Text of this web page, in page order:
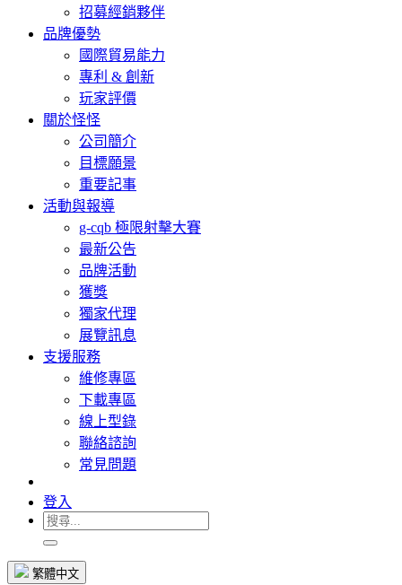
招募經銷夥伴
品牌優勢
國際貿易能力
專利 & 創新
玩家評價
關於怪怪
公司簡介
目標願景
重要記事
活動與報導
g-cqb 極限射擊大賽
最新公告
品牌活動
獲獎
獨家代理
展覽訊息
支援服務
維修專區
下載專區
線上型錄
聯絡諮詢
常見問題
登入
繁體中文